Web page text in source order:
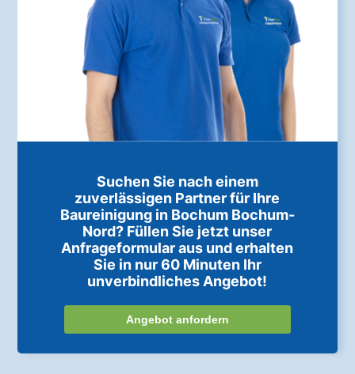
Suchen Sie nach einem
zuverlässigen Partner für Ihre
Baureinigung in Bochum Bochum-
Nord? Füllen Sie jetzt unser
Anfrageformular aus und erhalten
Sie in nur 60 Minuten Ihr
unverbindliches Angebot!
Angebot anfordern